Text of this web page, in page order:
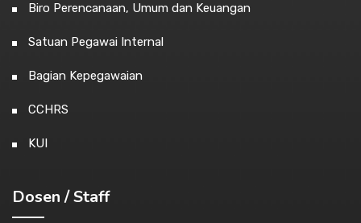
Biro Perencanaan, Umum dan Keuangan
Satuan Pegawai Internal
Bagian Kepegawaian
CCHRS
KUI
Dosen / Staff